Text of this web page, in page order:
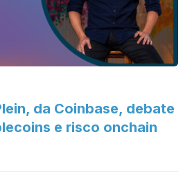
da Coinbase, debate
e risco onchain